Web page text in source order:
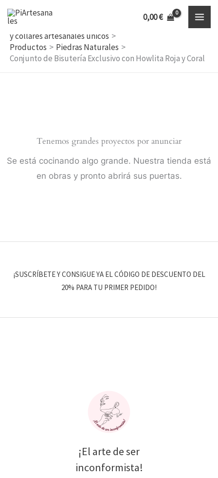
contenido
0,00€
Inicio
Descubre bisutería artesanal, accesorios hechos a mano
y collares artesanales únicos
Productos
Piedras Naturales
Conjunto de Bisutería Exclusivo con Howlita Roja y Coral
Tenemos grandes proyectos por anunciar
Se está cocinando algo grande. Nuestra tienda está
en obras y pronto abrirá sus puertas.
¡SUSCRÍBETE Y CONSIGUE YA EL CÓDIGO DE DESCUENTO DEL
20% PARA TU PRIMER PEDIDO!
¡El arte de ser
inconformista!